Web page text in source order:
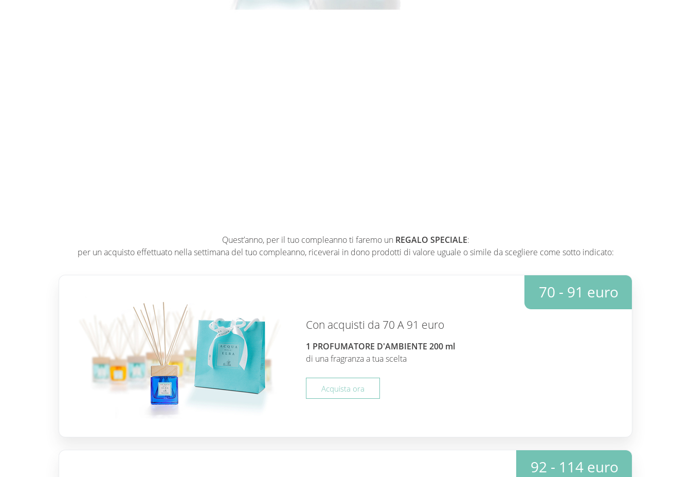
Quest’anno, per il tuo compleanno ti faremo un REGALO SPECIALE:
per un acquisto effettuato nella settimana del tuo compleanno, riceverai in dono prodotti di valore uguale o simile da scegliere come sotto indicato:
70 - 91 euro
Con acquisti da 70 A 91 euro
1 PROFUMATORE D'AMBIENTE 200 ml
di una fragranza a tua scelta
Acquista ora
92 - 114 euro